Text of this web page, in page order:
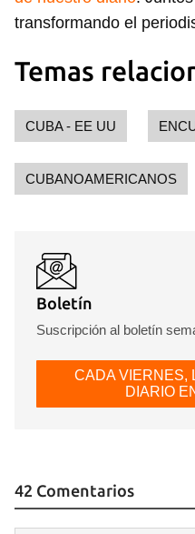
Guardar como favorito
Para poder guardar
iniciar sesión con tu
INICIAR
transformando el
Temas
CUBA - EE UU
CUBANOAMERICANOS
Boletín
Suscripción al boletín
CADA VIERNES,
DIARIO
42 Comentarios